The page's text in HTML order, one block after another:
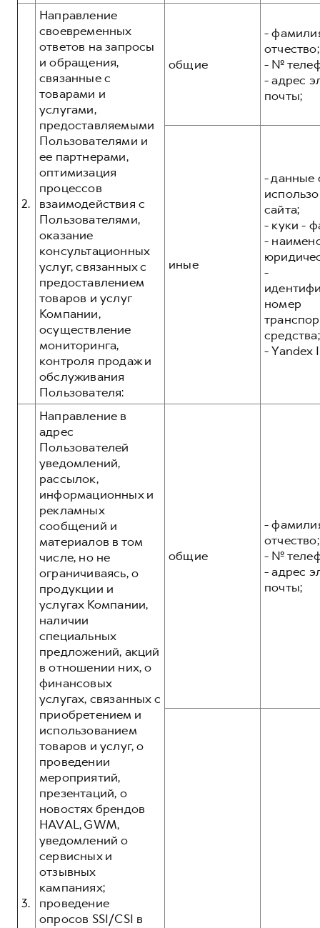
2.
Направление
своевременных
ответов на запросы
и обращения,
связанные с
товарами и
услугами,
предоставляемыми
Пользователями и
ее партнерами,
оптимизация
процессов
взаимодействия с
Пользователями,
оказание
консультационных
услуг, связанных с
предоставлением
товаров и услуг
Компании,
осуществление
мониторинга,
контроля продаж и
обслуживания
Пользователя:
общие
-
отчество;
- №
- адрес
почты;
иные
- данные
сайта;
- куки -
-
-
номер
средства;
- Yandex
3.
Направление в
адрес
Пользователей
уведомлений,
рассылок,
информационных и
рекламных
сообщений и
материалов в том
числе, но не
ограничиваясь, о
продукции и
услугах Компании,
наличии
специальных
предложений, акций
в отношении них, о
финансовых
услугах, связанных с
приобретением и
использованием
товаров и услуг, о
проведении
мероприятий,
презентаций, о
новостях брендов
HAVAL, GWM,
уведомлений о
сервисных и
отзывных
кампаниях;
проведение
опросов SSI/CSI в
общие
-
отчество;
- №
- адрес
почты;